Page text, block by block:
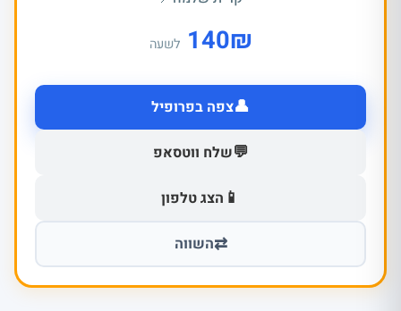
₪
140 לשעה
👤צפה בפרופיל
💬שלח ווטסאפ
📱 הצג טלפון
⇄השווה